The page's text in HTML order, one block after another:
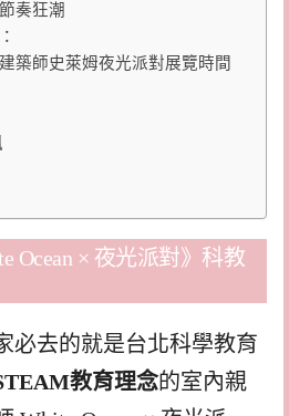
奏狂潮
築師史萊姆夜光派對展覽時間
Ocean × 夜光派對》科教
必去的就是台北科學教育
教育理念的室內親